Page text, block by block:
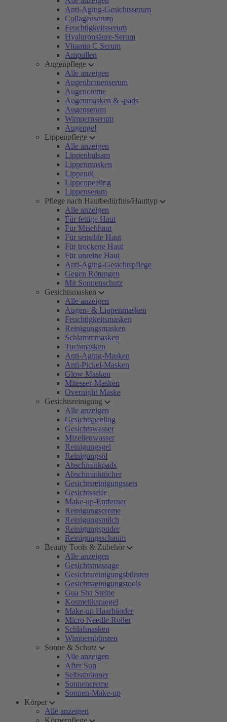
Anti-Aging-Gesichtsserum
Collagenserum
Feuchtigkeitsserum
Hyaluronsäure-Serum
Vitamin C Serum
Ampullen
Augenpflege
Alle anzeigen
Augenbrauenserum
Augencreme
Augenmasken & -pads
Augenserum
Wimpernserum
Augengel
Lippenpflege
Alle anzeigen
Lippenbalsam
Lippenmasken
Lippenöl
Lippenpeeling
Lippenserum
Pflege nach Hautbedürfnis/Hauttyp
Alle anzeigen
Für fettige Haut
Für Mischhaut
Für sensible Haut
Für trockene Haut
Für unreine Haut
Anti-Aging-Gesichtspflege
Gegen Rötungen
Mit Sonnenschutz
Gesichtsmasken
Alle anzeigen
Augen- & Lippenmasken
Feuchtigkeitsmasken
Reinigungsmasken
Schlammmasken
Tuchmasken
Anti-Aging-Masken
Anti-Pickel-Masken
Glow Masken
Mitesser-Masken
Overnight Maske
Gesichtsreinigung
Alle anzeigen
Gesichtspeeling
Gesichtswasser
Mizellenwasser
Reinigungsgel
Reinigungsöl
Abschminkpads
Abschminktücher
Gesichtsreinigungssets
Gesichtsseife
Make-up-Entferner
Reinigungscreme
Reinigungsmilch
Reinigungspuder
Reinigungsschaum
Beauty Tools & Zubehör
Alle anzeigen
Gesichtsmassage
Gesichtsreinigungsbürsten
Gesichtsreinigungstools
Gua Sha Steine
Kosmetikspiegel
Make-up Haarbänder
Micro Needle Roller
Schlafmasken
Wimpernbürsten
Sonne & Schutz
Alle anzeigen
After Sun
Selbstbräuner
Sonnencreme
Sonnen-Make-up
Körper
Alle anzeigen
Körperpflege